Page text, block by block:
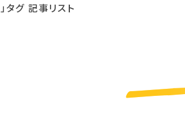
」タグ 記事リスト